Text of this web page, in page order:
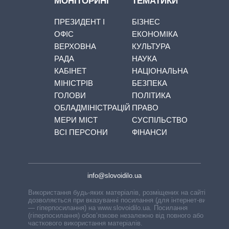
ПРЕЗИДЕНТ І
ОФІС
ВЕРХОВНА
РАДА
КАБІНЕТ
МІНІСТРІВ
ГОЛОВИ
ОБЛАДМІНІСТРАЦІЙ
МЕРИ МІСТ
ВСІ ПЕРСОНИ
БІЗНЕС
ЕКОНОМІКА
КУЛЬТУРА
НАУКА
НАЦІОНАЛЬНА
БЕЗПЕКА
ПОЛІТИКА
ПРАВО
СУСПІЛЬСТВО
ФІНАНСИ
info@slovoidilo.ua
Використання будь-яких матеріалів, розміщених на сайті,
дозволяється при вказуванні посилання (для інтернет-видань
— гіперпосилання) на www.slovoidilo.ua. Посилання
(гіперпосилання) обов’язкове незалежно від повного або
часткового використання матеріалів.